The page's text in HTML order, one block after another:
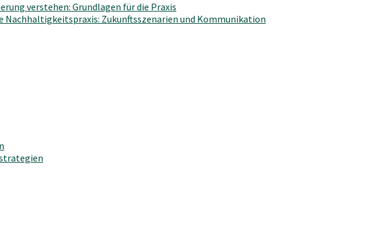
verstehen: Grundlagen für die Praxis
Zukunftsszenarien und Kommunikation